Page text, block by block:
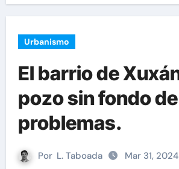
Urbanismo
El barrio de
pozo sin fondo de
problemas.
Por L. Taboada Mar 31, 2024